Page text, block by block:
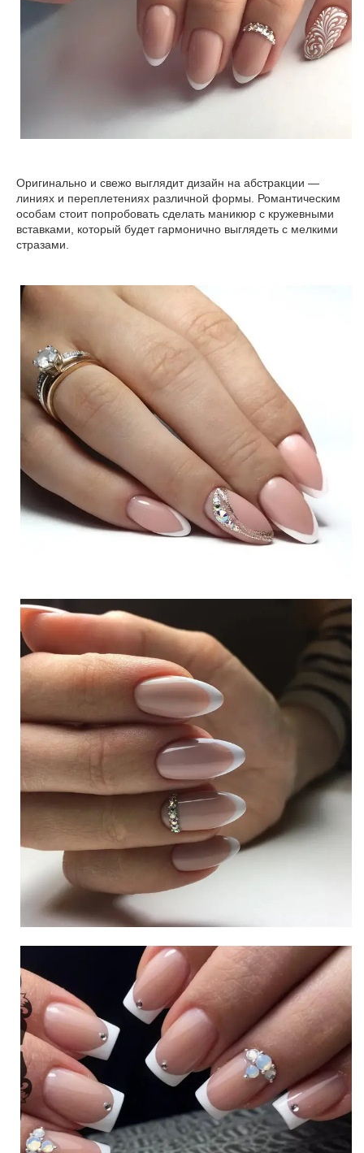
Оригинально и свежо выглядит дизайн на абстракции —
линиях и переплетениях различной формы. Романтическим
особам стоит попробовать сделать маникюр с кружевными
вставками, который будет гармонично выглядеть с мелкими
стразами.